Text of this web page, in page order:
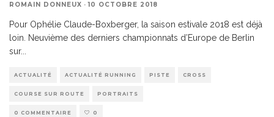
ROMAIN DONNEUX · 10 OCTOBRE 2018
Pour Ophélie Claude-Boxberger, la saison estivale 2018 est déjà
loin. Neuvième des derniers championnats d’Europe de Berlin
sur...
ACTUALITÉ ACTUALITÉ RUNNING PISTE CROSS
COURSE SUR ROUTE PORTRAITS
0 COMMENTAIRE 0